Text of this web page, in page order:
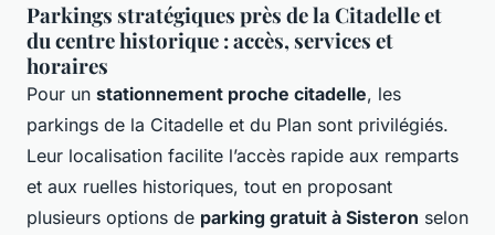
Parkings stratégiques près de la Citadelle et
du centre historique : accès, services et
horaires
Pour un stationnement proche citadelle, les
parkings de la Citadelle et du Plan sont privilégiés.
Leur localisation facilite l’accès rapide aux remparts
et aux ruelles historiques, tout en proposant
plusieurs options de parking gratuit à Sisteron selon